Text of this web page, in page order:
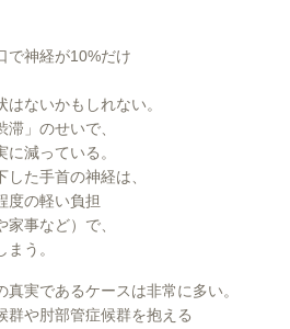
で神経が10%だけ
ないかもしれない。
」のせいで、
減っている。
た手首の神経は、
度の軽い負担
家事など）で、
う。
実であるケースは非常に多い。
群や肘部管症候群を抱える